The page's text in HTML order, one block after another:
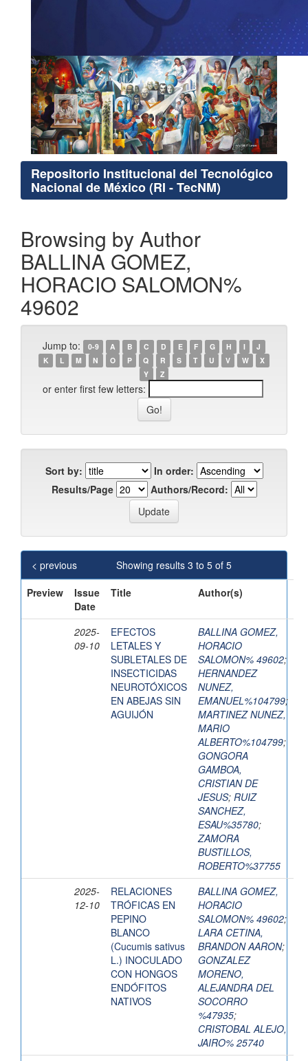
Repositorio Institucional del Tecnológico
Nacional de México (RI - TecNM)
Browsing by Author
BALLINA GOMEZ,
HORACIO SALOMON%
49602
Jump to: 0-9 A B C D E F G H I
J
K
L M N O P Q R S T U V W
X
Y
Z
or enter first few letters:
Sort by:
In order:
Results/Page
Authors/Record:
Showing results 3 to 5 of 5
< previous
Preview
Issue
Date
Title Author(s)
2025-
09-10
EFECTOS
LETALES Y
SUBLETALES DE
INSECTICIDAS
NEUROTÓXICOS
EN ABEJAS SIN
AGUIJÓN
BALLINA GOMEZ,
HORACIO
SALOMON% 49602;
HERNANDEZ
NUNEZ,
EMANUEL%104799;
MARTINEZ NUNEZ,
MARIO
ALBERTO%104799;
GONGORA
GAMBOA,
CRISTIAN DE
JESUS; RUIZ
SANCHEZ,
ESAU%35780;
ZAMORA
BUSTILLOS,
ROBERTO%37755
2025-
12-10
RELACIONES
TRÓFICAS EN
PEPINO
BLANCO
(Cucumis sativus
L.) INOCULADO
CON HONGOS
ENDÓFITOS
NATIVOS
BALLINA GOMEZ,
HORACIO
SALOMON% 49602;
LARA CETINA,
BRANDON AARON;
GONZALEZ
MORENO,
ALEJANDRA DEL
SOCORRO
%47935;
CRISTOBAL ALEJO,
JAIRO% 25740